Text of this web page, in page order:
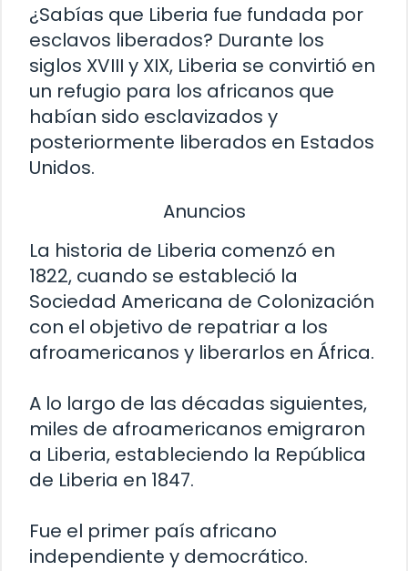
¿Sabías que Liberia fue fundada por
esclavos liberados? Durante los
siglos XVIII y XIX, Liberia se convirtió en
un refugio para los africanos que
habían sido esclavizados y
posteriormente liberados en Estados
Unidos.
Anuncios
La historia de Liberia comenzó en
1822, cuando se estableció la
Sociedad Americana de Colonización
con el objetivo de repatriar a los
afroamericanos y liberarlos en África.
A lo largo de las décadas siguientes,
miles de afroamericanos emigraron
a Liberia, estableciendo la República
de Liberia en 1847.
Fue el primer país africano
independiente y democrático.